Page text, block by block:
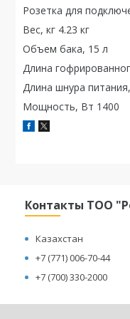
Розетка для
Вес, кг 4.23 кг
Объем бака, 15 л
Длина
Длина шнура
Мощность, Вт 1400
Контакты ТОО
Казахстан
+7 (771) 006-70-44
+7 (700) 330-2000